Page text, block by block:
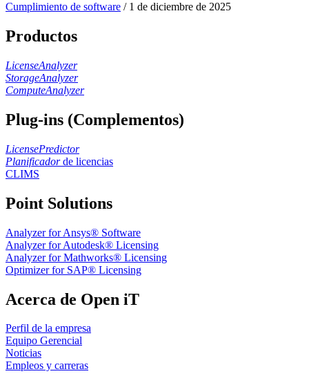
Cumplimiento de software / 1 de diciembre de 2025
Productos
LicenseAnalyzer
StorageAnalyzer
ComputeAnalyzer
Plug-ins (Complementos)
LicensePredictor
Planificadorde licencias
CLIMS
Point Solutions
Analyzer for Ansys® Software
Analyzer for Autodesk® Licensing
Analyzer for Mathworks® Licensing
Optimizer for SAP® Licensing
Acerca de Open iT
Perfil de la empresa
Equipo Gerencial
Noticias
Empleos y carreras